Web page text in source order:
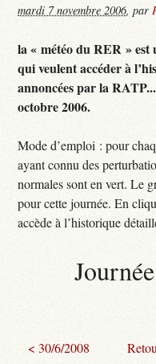
mardi 7 novembre 2006,par
la « météo du RER » est
qui veulent accéder à
annoncées par la
octobre 2006.
Mode d’emploi : pour
ayant connu des
normales sont en vert. Le
pour cette journée. En
accède à l’historique
< 30/6/2008